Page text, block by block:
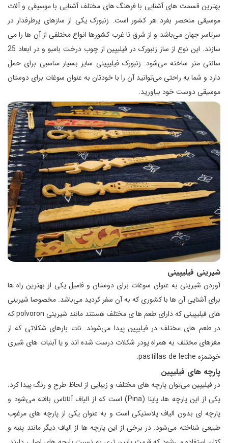
بهترین قسمت های آشنایی با فرهنگ های مختلف آشنایی با موسیقی و آلات
موسیقی منحصر بفرد هر کشور است. زنبورک یکی از سازهای پرطرفدار در
سرتاسر جهان می‌باشد و از شرق تا غرب کشورها انواع مختلفی از آن ها را می
سازند. این نوع از ساز زنبورک در فیلیپین از چوب درخت بامبو و در ابعاد 25
سانتی متر ساخته می‌شود. زنبورک فیلیپینی سایز بسیار مناسبی برای حمل
دارد و شما به راحتی می‌توانید آن را با خودتان به عنوان سوغات برای دوستان
موسیقی دوست خود بیاورید.
شیرینی فیلیپینی
آوردن شیرینی به عنوان سوغات برای دوستان و فامیل یکی از بهترین راه ها
برای آشنایی آن ها با کشوری که به آن سفر کردید می‌باشد. مخصوصا شیرینی
های فیلیپینی که دارای طعم ها ی مختلف هستند مانند شیرینی polvoron که
در طعم های مختلف در فیلیپین پیدا می‌شوند. نات بارهای شکلاتی که از
مغزهای مختلف به همراه پودر شکلات درست شده اند و یا آبنبات های شیری
خوشمزه pastillas de leche.
پارچه های فیلیپین
در فیلیپین می‌توان پارچه های مختلف و زیبایی از لحاظ طرح و رنگ پیدا کرد.
یکی از این پارچه ها، پاینا (Pina) است که از الیاف آناناس بافته می‌شود و
پارچه ای بدون الیاف پلاستیکی است و به عنوان یکی از پارچه های مرغوب
طبیعی شناخته می‌شود. در برخی از این پارچه ها از الیاف دیگر مانند پنبه و